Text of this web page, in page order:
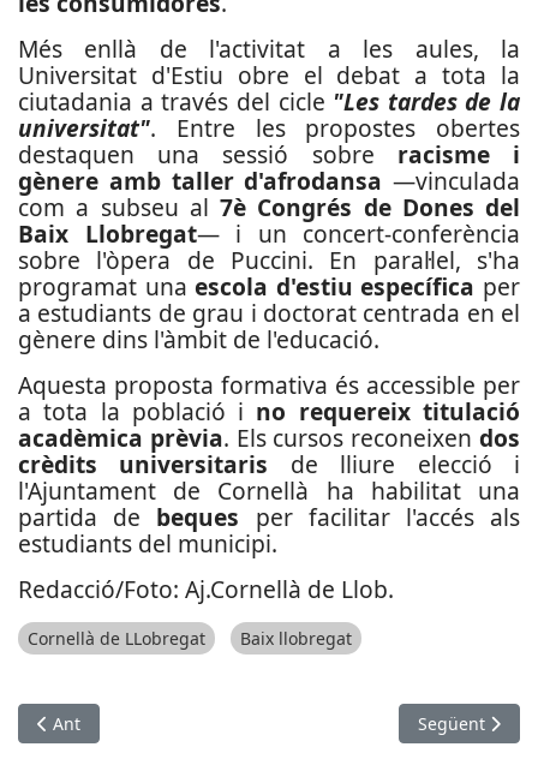
Més enllà de l'activitat a les aules, la
Universitat d'Estiu obre el debat a tota la
ciutadania a través del cicle "Les tardes de la
universitat". Entre les propostes obertes
destaquen una sessió sobre racisme i
gènere amb taller d'afrodansa —vinculada
com a subseu al 7è Congrés de Dones del
Baix Llobregat— i un concert-conferència
sobre l'òpera de Puccini. En paral·lel, s'ha
programat unaescola d'estiu específica per
a estudiants de grau i doctorat centrada en el
gènere dins l'àmbit de l'educació.
Aquesta proposta formativa és accessible per
a tota la població i no requereix titulació
acadèmica prèvia. Els cursos reconeixendos
crèdits universitaris de lliure elecció i
l'Ajuntament de Cornellà ha habilitat una
partida de beques per facilitar l'accés als
estudiants del municipi.
Redacció/Foto: Aj.Cornellà de Llob.
Cornellà de LLobregat Baix llobregat
Article anterior: Noves troballes a la Cova Gran de Collbató
Ant Article
Següent